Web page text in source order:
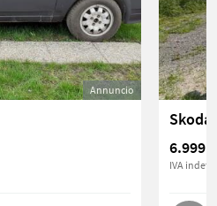
Annuncio
6.999 €
IVA